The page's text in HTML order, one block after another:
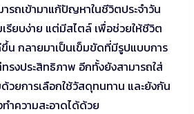
รถเข้ามาแก้ปัญหาในชีวิตประจำวัน
รียบง่าย แต่มีสไตล์ เพื่อช่วยให้ชีวิต
น กลายมาเป็นเข็มขัดที่มีรูปแบบการ
รงประสิทธิภาพ อีกทั้งยังสามารถใส่
วยการเลือกใช้วัสดุทนทาน และยังกัน
ำความสะอาดได้ด้วย